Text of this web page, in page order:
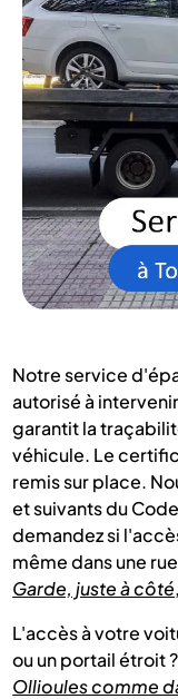
Notre service
autorisé à
garantit la
véhicule. Le
remis sur place.
et suivants du
demandez si
même dans une
Garde, juste à côté
L'accès à votre
ou un portail étroit
Ollioules comme